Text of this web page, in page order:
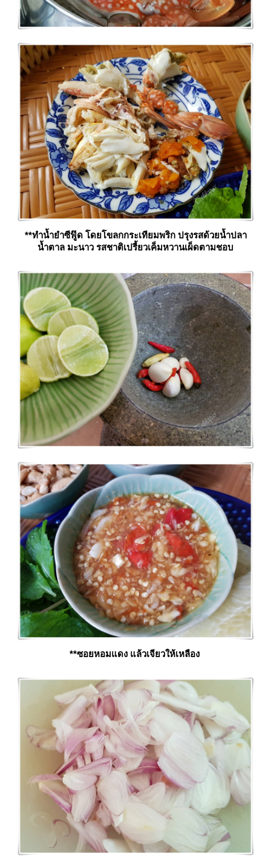
**ทำน้ำยำซีฟู๊ด โดยโขลกกระเทียมพริก ปรุงรสด้วยน้ำปลา
น้ำตาล มะนาว รสชาติเปรี้ยวเค็มหวานเผ็ดตามชอบ
**ซอยหอมแดง แล้วเจียวให้เหลือง